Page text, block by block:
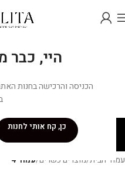
היי, כבר
כן, קח אותי לחנות
עמוד הבית/מוצרים כשרים/עמוד 4